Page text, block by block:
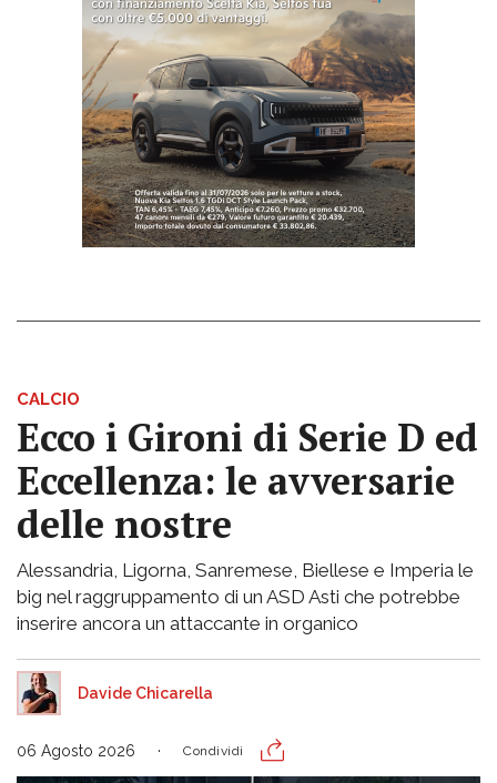
CALCIO
Ecco i Gironi di Serie D ed
Eccellenza: le avversarie
delle nostre
Alessandria, Ligorna, Sanremese, Biellese e Imperia le
big nel raggruppamento di un ASD Asti che potrebbe
inserire ancora un attaccante in organico
Davide Chicarella
06 Agosto 2026 Condividi